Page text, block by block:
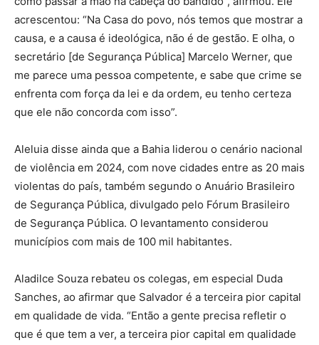
acrescentou: “Na Casa do povo, nós temos que mostrar a
causa, e a causa é ideológica, não é de gestão. E olha, o
secretário [de Segurança Pública] Marcelo Werner, que
me parece uma pessoa competente, e sabe que crime se
enfrenta com força da lei e da ordem, eu tenho certeza
que ele não concorda com isso”.
Aleluia disse ainda que a Bahia liderou o cenário nacional
de violência em 2024, com nove cidades entre as 20 mais
violentas do país, também segundo o Anuário Brasileiro
de Segurança Pública, divulgado pelo Fórum Brasileiro
de Segurança Pública. O levantamento considerou
municípios com mais de 100 mil habitantes.
Aladilce Souza rebateu os colegas, em especial Duda
Sanches, ao afirmar que Salvador é a terceira pior capital
em qualidade de vida. “Então a gente precisa refletir o
que é que tem a ver, a terceira pior capital em qualidade